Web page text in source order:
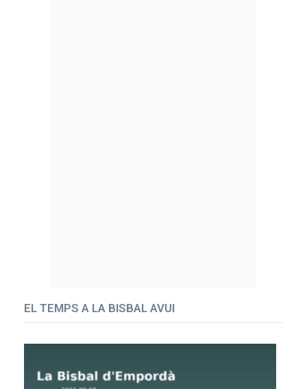
EL TEMPS A LA BISBAL AVUI